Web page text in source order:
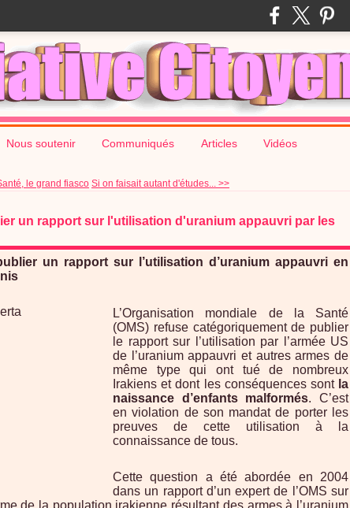
Nous soutenir Communiqués Articles Vidéos
le grand fiasco Si on faisait autant d'études... >>
un rapport sur l'utilisation d'uranium appauvri par les
un rapport sur l’utilisation d’uranium appauvri en
L’Organisation mondiale de la Santé
(OMS) refuse catégoriquement de publier
le rapport sur l’utilisation par l’armée US
de l’uranium appauvri et autres armes de
même type qui ont tué de nombreux
Irakiens et dont les conséquences sont la
naissance d’enfants malformés. C’est
en violation de son mandat de porter les
preuves de cette utilisation à la
connaissance de tous.
Cette question a été abordée en 2004
dans un rapport d’un expert de l’OMS sur
de la population irakienne résultant des armes à l’uranium